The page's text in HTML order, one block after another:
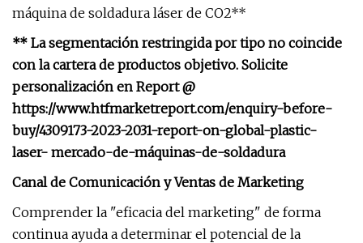
máquina de soldadura láser de CO2**
** La segmentación restringida por tipo no coincide
con la cartera de productos objetivo. Solicite
personalización en Report @
https://www.htfmarketreport.com/enquiry-before-
buy/4309173-2023-2031-report-on-global-plastic-
laser- mercado-de-máquinas-de-soldadura
Canal de Comunicación y Ventas de Marketing
Comprender la "eficacia del marketing" de forma
continua ayuda a determinar el potencial de la